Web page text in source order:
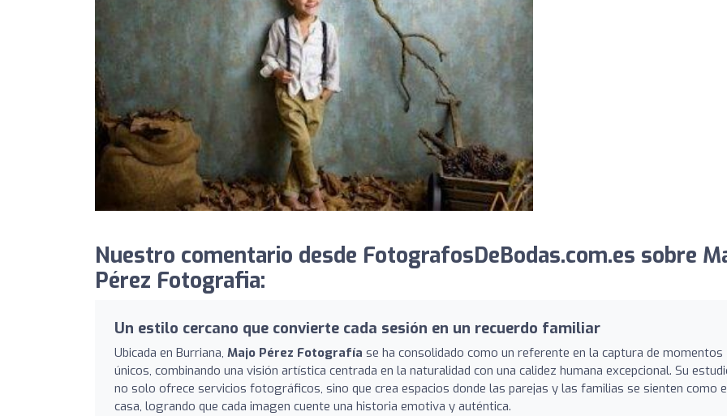
Nuestro comentario desde FotografosDeBodas.com.es sobre
Pérez Fotografia:
Un estilo cercano que convierte cada sesión en un recuerdo familiar
Ubicada en Burriana, Majo Pérez Fotografía se ha consolidado como un referente en la captura de momentos
únicos, combinando una visión artística centrada en la naturalidad con una calidez humana excepcional. Su
no solo ofrece servicios fotográficos, sino que crea espacios donde las parejas y las familias se sienten como
casa, logrando que cada imagen cuente una historia emotiva y auténtica.